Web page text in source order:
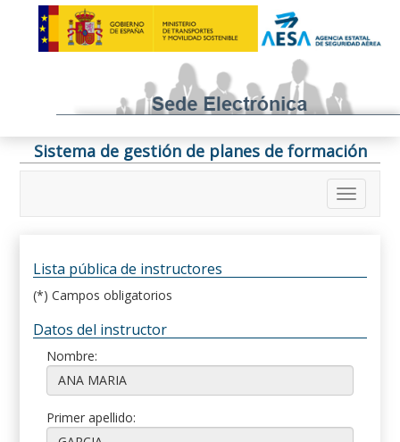
Sistema de gestión de planes de formación
Lista pública de instructores
(*) Campos obligatorios
Datos del instructor
Nombre:
Primer apellido: